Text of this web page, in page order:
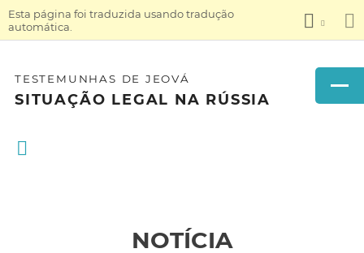
Esta página foi traduzida usando tradução
automática.
TESTEMUNHAS DE JEOVÁ
SITUAÇÃO LEGAL NA RÚSSIA
NOTÍCIA